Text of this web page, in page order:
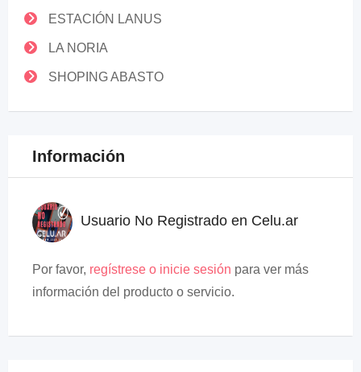
ESTACIÓN LANUS
LA NORIA
SHOPING ABASTO
Información
Usuario No Registrado en Celu.ar
Por favor, regístrese o inicie sesión para ver más
información del producto o servicio.